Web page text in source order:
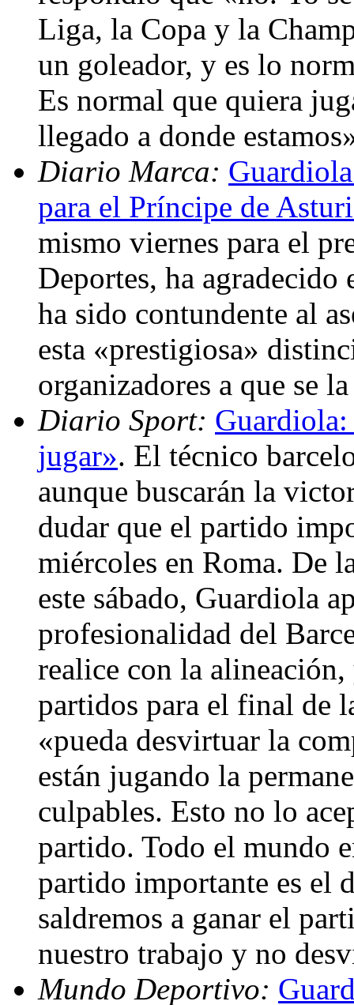
Liga, la Copa y la
un goleador, y es lo
Es normal que quiera
llegado a donde
Diario Marca:
para el Príncipe de
mismo viernes para el
Deportes, ha agradecido
ha sido contundente al
esta «prestigiosa»
organizadores a que se
Diario Sport:
jugar». El técnico
aunque buscarán la
dudar que el partido
miércoles en Roma. De
este sábado, Guardiola
profesionalidad del
realice con la
partidos para el final de
«pueda desvirtuar la
están jugando la
culpables. Esto no lo
partido. Todo el mundo
partido importante es el
saldremos a ganar el
nuestro trabajo y no
Mundo Deportivo: